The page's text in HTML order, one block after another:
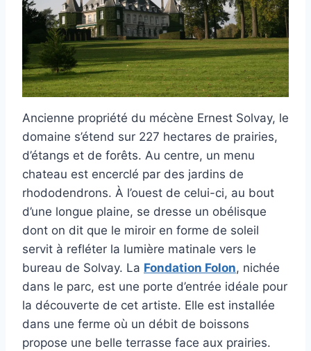
Ancienne propriété du mécène Ernest Solvay, le
domaine s’étend sur 227 hectares de prairies,
d’étangs et de forêts. Au centre, un menu
chateau est encerclé par des jardins de
rhododendrons. À l’ouest de celui-ci, au bout
d’une longue plaine, se dresse un obélisque
dont on dit que le miroir en forme de soleil
servit à refléter la lumière matinale vers le
bureau de Solvay. La Fondation Folon, nichée
dans le parc, est une porte d’entrée idéale pour
la découverte de cet artiste. Elle est installée
dans une ferme où un débit de boissons
propose une belle terrasse face aux prairies.